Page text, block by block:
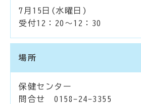
7月15日(水曜日)
受付12：20～12：30
場所
保健センター
問合せ 0158-24-3355